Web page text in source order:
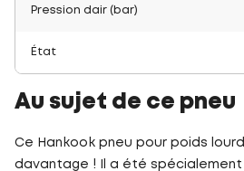
Pression dair (bar)
État
Au sujet de ce pneu
Ce Hankook pneu pour poids
davantage ! Il a été